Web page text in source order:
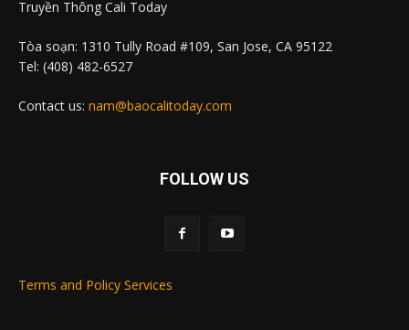
Truyền Thông Cali Today
Tòa soạn: 1310 Tully Road #109, San Jose, CA 95122
Tel: (408) 482-6527
Contact us: nam@baocalitoday.com
FOLLOW US
Terms and Policy Services